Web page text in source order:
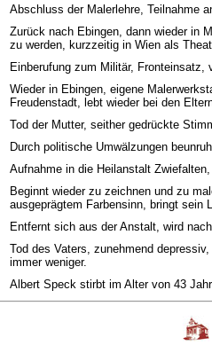
Abschluss der Malerlehre, Teilnahme
Zurück nach Ebingen, dann wieder in
zu werden, kurzzeitig in Wien als
Einberufung zum Militär, Fronteinsatz,
Wieder in Ebingen, eigene
Freudenstadt, lebt wieder bei den
Tod der Mutter, seither gedrückte
Durch politische Umwälzungen
Aufnahme in die Heilanstalt
Beginnt wieder zu zeichnen und zu
ausgeprägtem Farbensinn, bringt sein
Entfernt sich aus der Anstalt, wird
Tod des Vaters, zunehmend
immer weniger.
Albert Speck stirbt im Alter von 43